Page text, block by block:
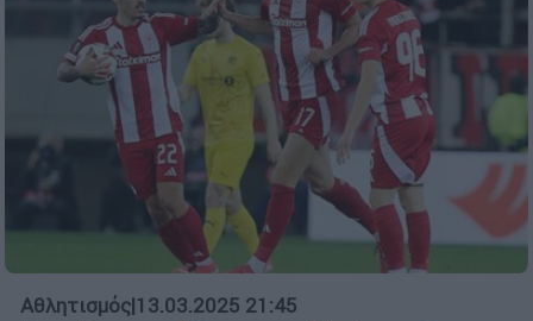
Αθλητισμός|13.03.2025 21:45